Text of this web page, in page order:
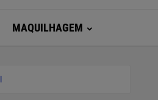
MAQUILHAGEM